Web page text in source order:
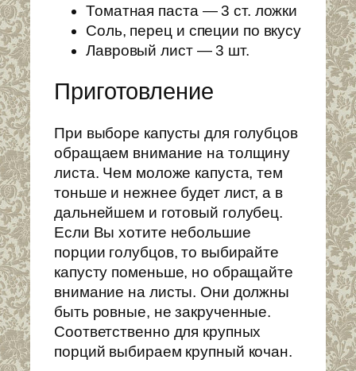
Томатная паста — 3 ст. ложки
Соль, перец и специи по вкусу
Лавровый лист — 3 шт.
Приготовление
При выборе капусты для голубцов
обращаем внимание на толщину
листа. Чем моложе капуста, тем
тоньше и нежнее будет лист, а в
дальнейшем и готовый голубец.
Если Вы хотите небольшие
порции голубцов, то выбирайте
капусту поменьше, но обращайте
внимание на листы. Они должны
быть ровные, не закрученные.
Соответственно для крупных
порций выбираем крупный кочан.